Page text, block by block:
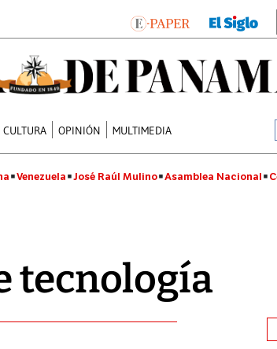
OPINIÓN MULTIMEDIA
Venezuela José Raúl Mulino Asamblea Nacional
tecnología